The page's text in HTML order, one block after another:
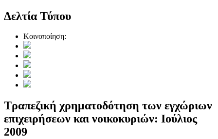
Δελτία Τύπου
Κοινοποίηση:
Τραπεζική χρηματοδότηση των εγχώριων
επιχειρήσεων και νοικοκυριών: Ιούλιος
2009